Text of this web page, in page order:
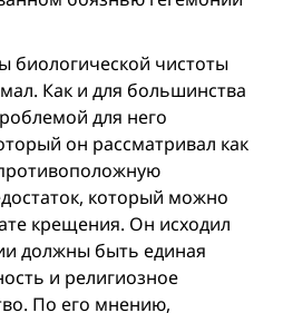
биологической чистоты
Как и для большинства
для него
он рассматривал как
который можно
крещения. Он исходил
должны быть единая
и религиозное
По его мнению,